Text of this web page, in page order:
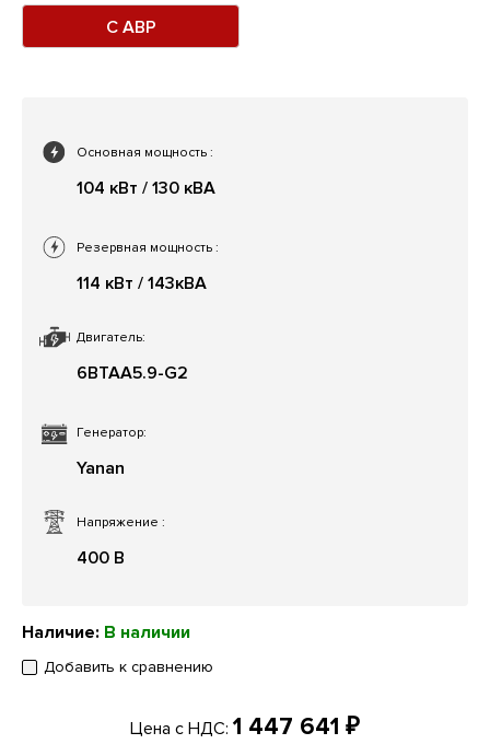
С АВР
Основная мощность :
104 кВт / 130 кВА
Двигатель:
6BTAA5.9-G2
Напряжение :
400 В
Резервная мощность :
114 кВт / 143кВА
Генератор:
Yanan
Наличие: В наличии
Добавить к сравнению
Цена с НДС: 1 447 641 ₽